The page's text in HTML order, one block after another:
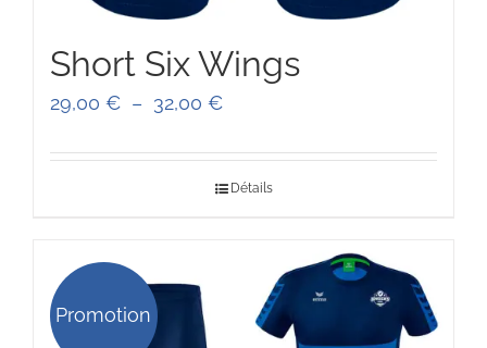
Short Six Wings
29,00 € – 32,00 €Plage
32,00 €
Détails
Promotion